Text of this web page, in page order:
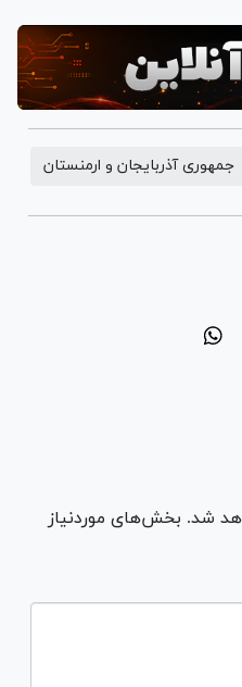
جمهوری آذربایجان و ارمنستان
شد. بخش‌های موردنیاز